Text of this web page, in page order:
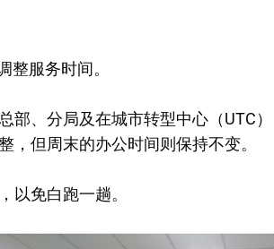
服务时间。
、分局及在城市转型中心（UTC）
，但周末的办公时间则保持不变。
以免白跑一趟。